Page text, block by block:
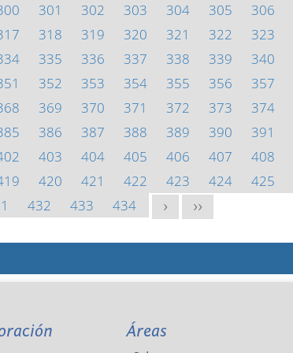
301 302 303 304 305 306
318 319 320 321 322 323
335 336 337 338 339 340
352 353 354 355 356 357
369 370 371 372 373 374
386 387 388 389 390 391
403 404 405 406 407 408
420 421 422 423 424 425
432 433 434 > >>
Áreas